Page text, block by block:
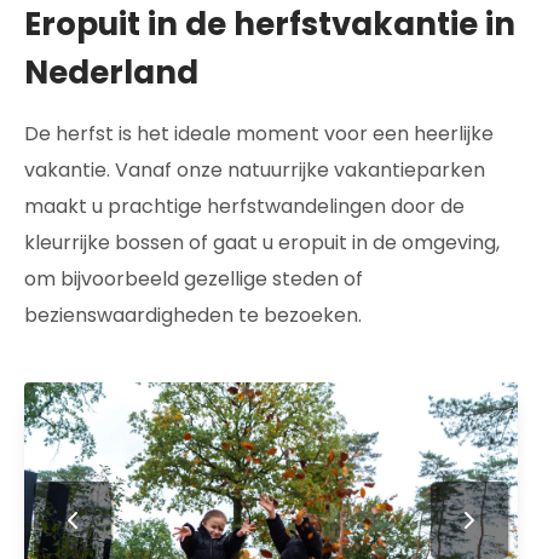
Eropuit in de herfstvakantie in
Nederland
De herfst is het ideale moment voor een heerlijke
vakantie. Vanaf onze natuurrijke vakantieparken
maakt u prachtige herfstwandelingen door de
kleurrijke bossen of gaat u eropuit in de omgeving,
om bijvoorbeeld gezellige steden of
bezienswaardigheden te bezoeken.